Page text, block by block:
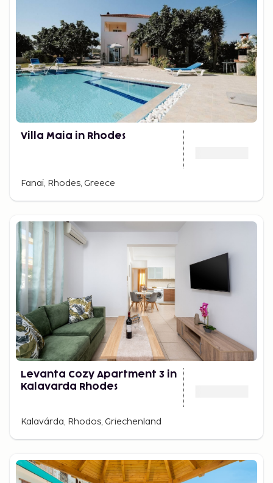
Villa Maia in Rhodes
Fanai, Rhodes, Greece
Levanta Cozy Apartment 3 in
Kalavarda Rhodes
Kalavárda, Rhodos, Griechenland